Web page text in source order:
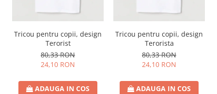
Tricou pentru copii, design
Terorist
80,33 RON
24,10 RON
ADAUGA IN COS
Tricou pentru copii, design
Terorista
80,33 RON
24,10 RON
ADAUGA IN COS